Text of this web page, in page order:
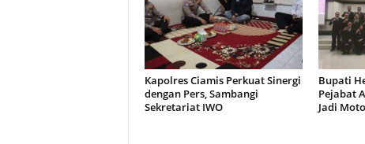
Kapolres Ciamis Perkuat Sinergi
dengan Pers, Sambangi
Sekretariat IWO
Bupati
Pejabat
Jadi